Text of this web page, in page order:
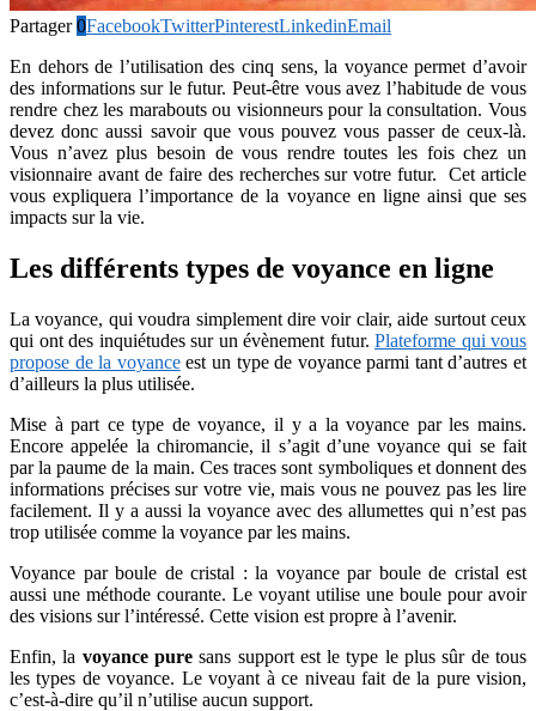
Partager 0FacebookTwitterPinterestLinkedinEmail
En dehors de l’utilisation des cinq sens, la voyance permet d’avoir
des informations sur le futur. Peut-être vous avez l’habitude de vous
rendre chez les marabouts ou visionneurs pour la consultation. Vous
devez donc aussi savoir que vous pouvez vous passer de ceux-là.
Vous n’avez plus besoin de vous rendre toutes les fois chez un
visionnaire avant de faire des recherches sur votre futur. Cet article
vous expliquera l’importance de la voyance en ligne ainsi que ses
impacts sur la vie.
Les différents types de voyance en ligne
La voyance, qui voudra simplement dire voir clair, aide surtout ceux
qui ont des inquiétudes sur un évènement futur. Plateforme qui vous
propose de la voyanceest un type de voyance parmi tant d’autres et
d’ailleurs la plus utilisée.
Mise à part ce type de voyance, il y a la voyance par les mains.
Encore appelée la chiromancie, il s’agit d’une voyance qui se fait
par la paume de la main. Ces traces sont symboliques et donnent des
informations précises sur votre vie, mais vous ne pouvez pas les lire
facilement. Il y a aussi la voyance avec des allumettes qui n’est pas
trop utilisée comme la voyance par les mains.
Voyance par boule de cristal : la voyance par boule de cristal est
aussi une méthode courante. Le voyant utilise une boule pour avoir
des visions sur l’intéressé. Cette vision est propre à l’avenir.
Enfin, la voyance puresans support est le type le plus sûr de tous
les types de voyance. Le voyant à ce niveau fait de la pure vision,
c’est-à-dire qu’il n’utilise aucun support.